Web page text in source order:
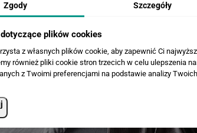
Zgody Szczegóły
plików cookies
z własnych plików cookie, aby zapewnić Ci
również pliki cookie stron trzecich w celu ulepszenia
z Twoimi preferencjami na podstawie analizy